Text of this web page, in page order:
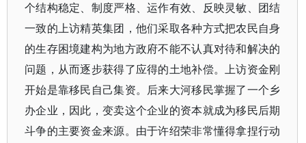
个结构稳定、制度严格、运作有效、反映灵敏、团结
一致的上访精英集团，他们采取各种方式把农民自身
的生存困境建构为地方政府不能不认真对待和解决的
问题，从而逐步获得了应得的土地补偿。上访资金刚
开始是靠移民自己集资。后来大河移民掌握了一个乡
办企业，因此，变卖这个企业的资本就成为移民后期
斗争的主要资金来源。由于许绍荣非常懂得拿捏行动